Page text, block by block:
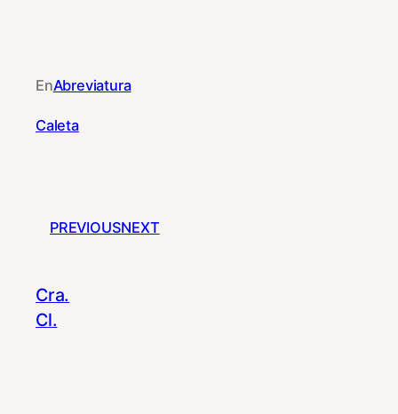
EnAbreviatura
Caleta
PREVIOUSNEXT
Cra.
Cl.